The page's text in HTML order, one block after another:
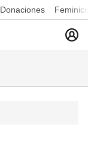
Donaciones